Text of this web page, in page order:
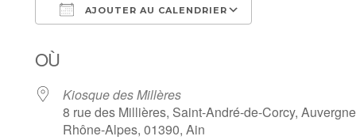
AJOUTER AU CALENDRIER
OÙ
Kiosque des Millères
8 rue des Millières, Saint-André-de-Corcy,
Rhône-Alpes, 01390, Ain